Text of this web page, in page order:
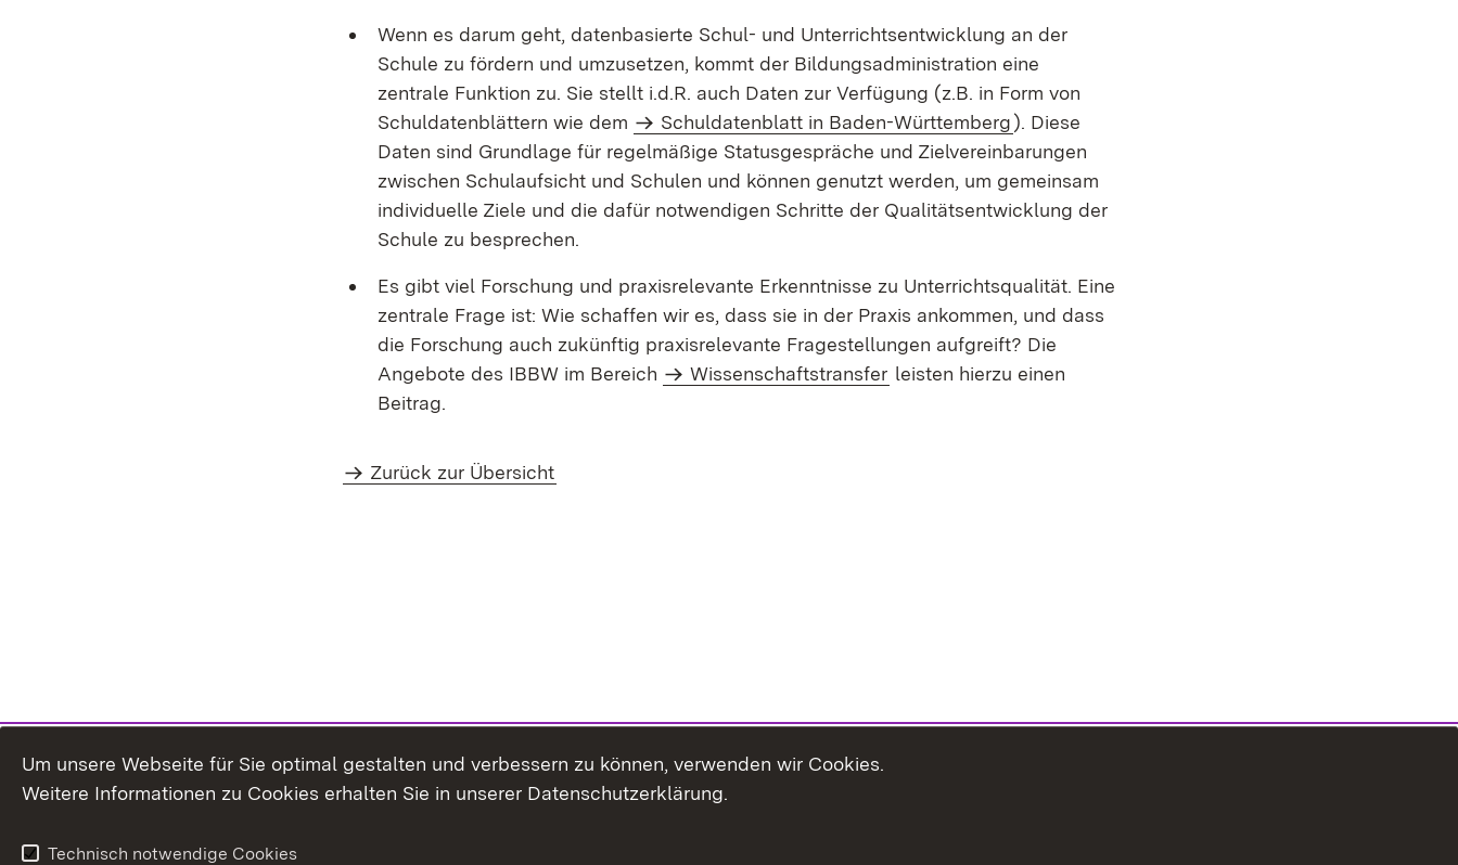
Wenn es darum geht, datenbasierte Schul- und Unterrichtsentwicklung an der
Schule zu fördern und umzusetzen, kommt der Bildungsadministration eine
zentrale Funktion zu. Sie stellt i.d.R. auch Daten zur Verfügung (z.B. in Form von
Schuldatenblättern wie dem
Schuldatenblatt in Baden-Württemberg). Diese
Daten sind Grundlage für regelmäßige Statusgespräche und Zielvereinbarungen
zwischen Schulaufsicht und Schulen und können genutzt werden, um gemeinsam
individuelle Ziele und die dafür notwendigen Schritte der Qualitätsentwicklung der
Schule zu besprechen.
Es gibt viel Forschung und praxisrelevante Erkenntnisse zu Unterrichtsqualität. Eine
zentrale Frage ist: Wie schaffen wir es, dass sie in der Praxis ankommen, und dass
die Forschung auch zukünftig praxisrelevante Fragestellungen aufgreift? Die
Angebote des IBBW im Bereich
Wissenschaftstransfer leisten hierzu einen
Beitrag.
Zurück zur Übersicht
Um unsere Webseite für Sie optimal gestalten und verbessern zu können, verwenden wir Cookies.
Weitere Informationen zu Cookies erhalten Sie in unserer Datenschutzerklärung.
Technisch notwendige Cookies